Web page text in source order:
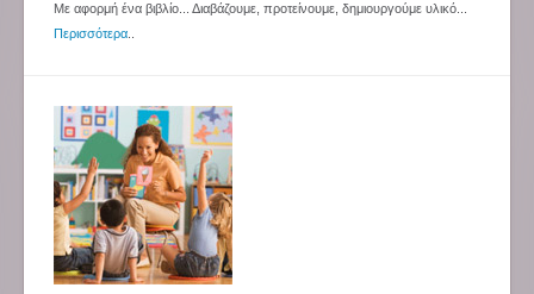
Με αφορμή ένα βιβλίο... Διαβάζουμε, προτείνουμε, δημιουργούμε υλικό...
Περισσότερα